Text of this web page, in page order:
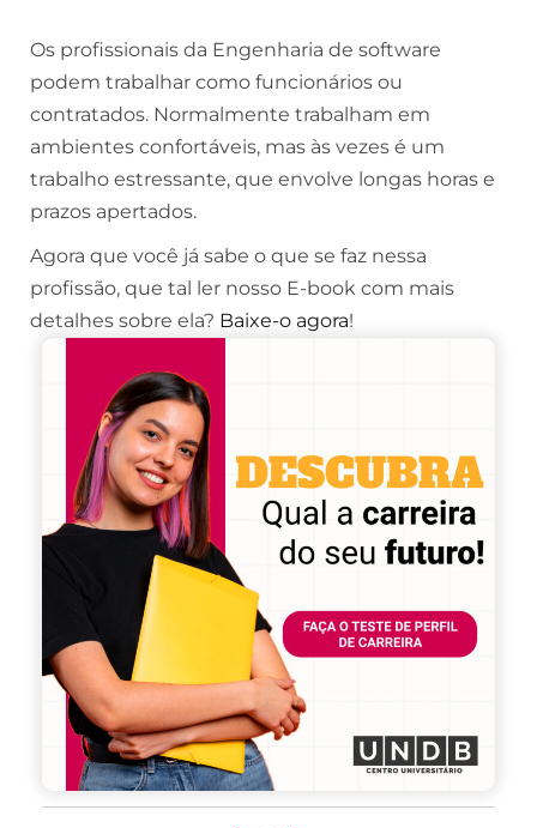
Os profissionais da Engenharia de software
podem trabalhar como funcionários ou
contratados. Normalmente trabalham em
ambientes confortáveis, mas às vezes é um
trabalho estressante, que envolve longas horas e
prazos apertados.
Agora que você já sabe o que se faz nessa
profissão, que tal ler nosso E-book com mais
detalhes sobre ela? Baixe-o agora!